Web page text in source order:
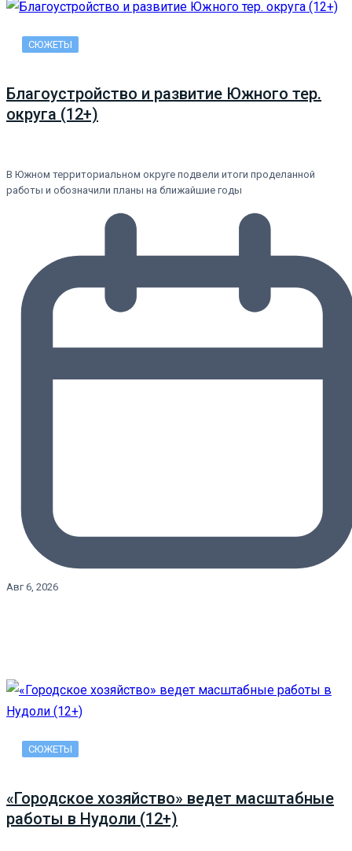
СЮЖЕТЫ
Благоустройство и развитие Южного тер.
округа (12+)
В Южном территориальном округе подвели итоги проделанной
работы и обозначили планы на ближайшие годы
Авг 6, 2026
СЮЖЕТЫ
«Городское хозяйство» ведет масштабные
работы в Нудоли (12+)